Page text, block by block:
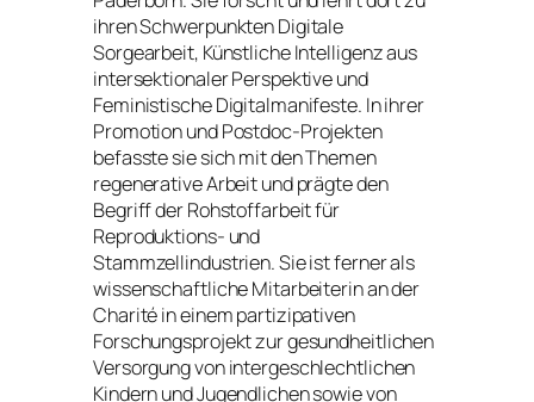
ihren Schwerpunkten Digitale
Sorgearbeit, Künstliche Intelligenz aus
intersektionaler Perspektive und
Feministische Digitalmanifeste. In ihrer
Promotion und Postdoc-Projekten
befasste sie sich mit den Themen
regenerative Arbeit und prägte den
Begriff der Rohstoffarbeit für
Reproduktions- und
Stammzellindustrien. Sie ist ferner als
wissenschaftliche Mitarbeiterin an der
Charité in einem partizipativen
Forschungsprojekt zur gesundheitlichen
Versorgung von intergeschlechtlichen
Kindern und Jugendlichen sowie von